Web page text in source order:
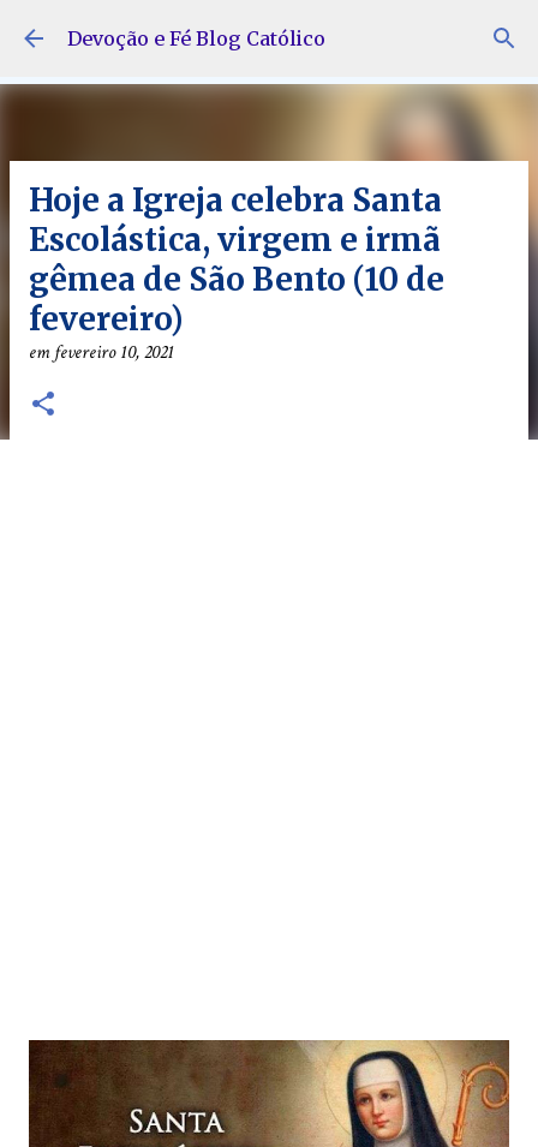
Pular para o conteúdo principal
Devoção e Fé Blog Católico
Hoje a Igreja celebra Santa
Escolástica, virgem e irmã
gêmea de São Bento (10 de
fevereiro)
emfevereiro 10, 2021